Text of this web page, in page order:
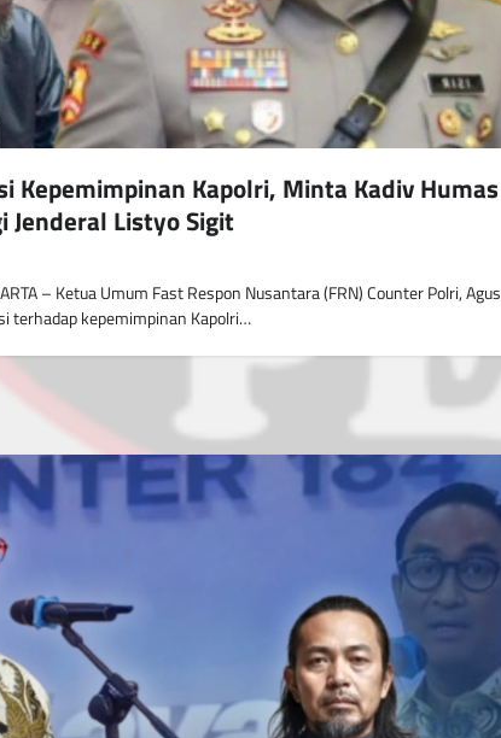
Kepemimpinan Kapolri, Minta Kadiv Humas
Jenderal Listyo Sigit
– Ketua Umum Fast Respon Nusantara (FRN) Counter Polri, Agus
terhadap kepemimpinan Kapolri…